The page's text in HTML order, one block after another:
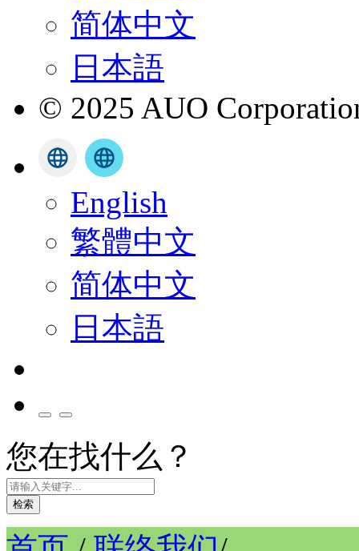
简体中文
日本語
© 2025 AUO
English
繁體中文
简体中文
日本語
您在找什么？
检索